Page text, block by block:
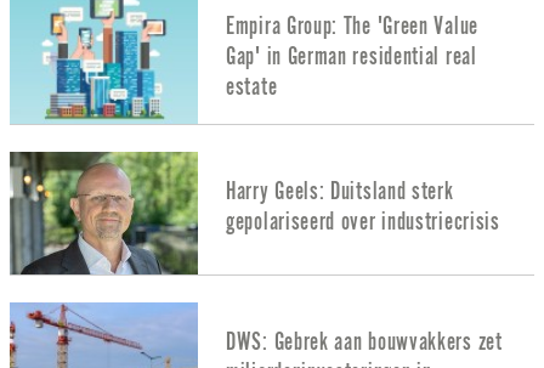
Empira Group: The 'Green Value
Gap' in German residential real
estate
Harry Geels: Duitsland sterk
gepolariseerd over industriecrisis
DWS: Gebrek aan bouwvakkers zet